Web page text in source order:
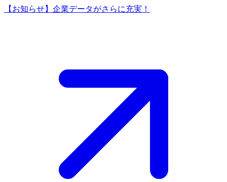
【お知らせ】企業データがさらに充実！